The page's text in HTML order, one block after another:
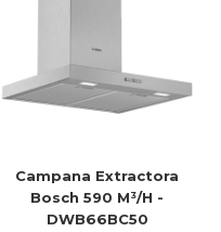
Campana Extractora
Bosch 590 M³/h -
DWB66BC50